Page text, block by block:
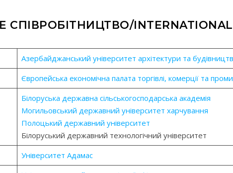
INTERNATIONAL
Азербайджанський університет архітектури та
Європейська економічна палата торгівлі, комерції та
Білоруська державна сільськогосподарська академія
Могильовський державний університет харчування
Полоцький державний університет
Білоруський державний технологічний університет
Університет Адамас